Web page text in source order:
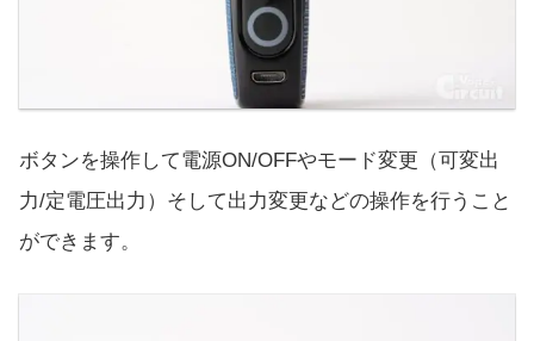
ボタンを操作して電源ON/OFFやモード変更（可変出
力/定電圧出力）そして出力変更などの操作を行うこと
ができます。